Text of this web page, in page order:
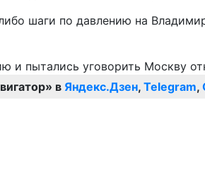
шаги по давлению на
в Яндекс.Дзен, Telegram,